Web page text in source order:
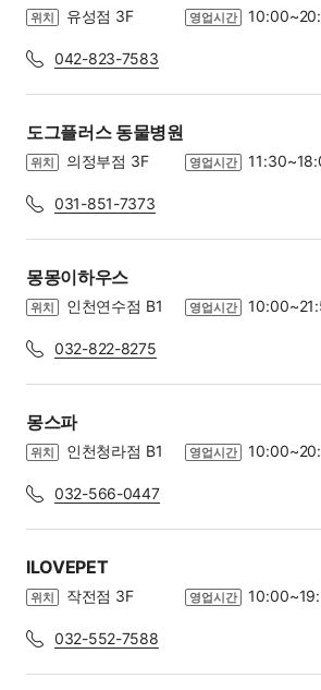
위치 유성점 3F 영업시간
042-823-7583
도그플러스 동물병원
위치 의정부점 3F 영업시간
031-851-7373
몽몽이하우스
위치 인천연수점 B1 영업시간
032-822-8275
몽스파
위치 인천청라점 B1 영업시간
032-566-0447
ILOVEPET
위치 작전점 3F 영업시간
032-552-7588